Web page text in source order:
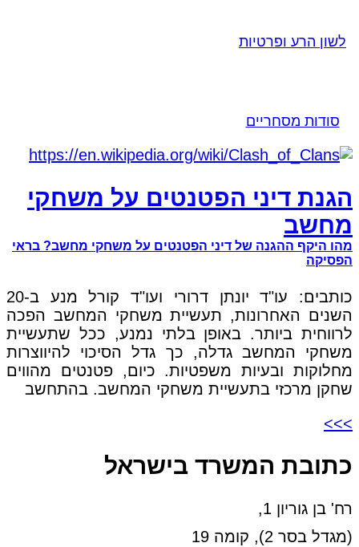
לשון הרע ופרטיות
סודות מסחריים
הגנת דיני הפטנטים על משחקי
מחשב
מהו היקף ההגנה של דיני הפטנטים על משחקי מחשב? בראי
הפסיקה
כותבים: עו"ד יונתן דרורי ועו"ד קורל מנע ב-20
השנים האחרונות, תעשיית משחקי המחשב הפכה
לרווחית ביותר. באופן בלתי נמנע, ככל שתעשיית
משחקי המחשב גדלה, כך גדל הסיכוי להיווצרות
מחלוקות ובעיות משפטיות. כיום, פטנטים מהווים
שחקן מרכזי בתעשיית משחקי המחשב. בהתחשב
>>>
כתובת המשרד בישראל
רח' בן גוריון 1,
(מגדל בסר 2), קומה 19